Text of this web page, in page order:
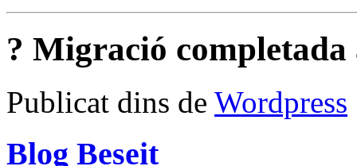
? Migració
Publicat dins de Wordpress
Blog Beseit